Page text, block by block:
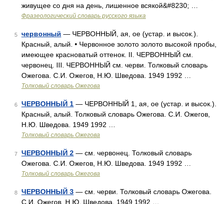
живущее со дня на день, лишенное всякой&#8230; …
Фразеологический словарь русского языка
5 червонный — ЧЕРВОННЫЙ, ая, ое (устар. и высок.).
Красный, алый. • Червонное золото золото высокой пробы,
имеющее красноватый оттенок. II. ЧЕРВОННЫЙ см.
червонец. III. ЧЕРВОННЫЙ см. черви. Толковый словарь
Ожегова. С.И. Ожегов, Н.Ю. Шведова. 1949 1992 …
Толковый словарь Ожегова
6 ЧЕРВОННЫЙ 1 — ЧЕРВОННЫЙ 1, ая, ое (устар. и высок.).
Красный, алый. Толковый словарь Ожегова. С.И. Ожегов,
Н.Ю. Шведова. 1949 1992 …
Толковый словарь Ожегова
7 ЧЕРВОННЫЙ 2 — см. червонец. Толковый словарь
Ожегова. С.И. Ожегов, Н.Ю. Шведова. 1949 1992 …
Толковый словарь Ожегова
8 ЧЕРВОННЫЙ 3 — см. черви. Толковый словарь Ожегова.
С.И. Ожегов, Н.Ю. Шведова. 1949 1992 …